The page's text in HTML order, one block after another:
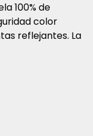
100% de
color
reflejantes. La